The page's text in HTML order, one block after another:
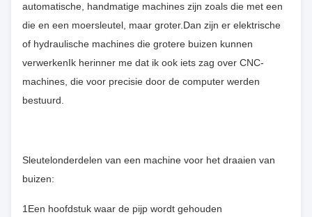
automatische, handmatige machines zijn zoals die met een
die en een moersleutel, maar groter.Dan zijn er elektrische
of hydraulische machines die grotere buizen kunnen
verwerkenIk herinner me dat ik ook iets zag over CNC-
machines, die voor precisie door de computer werden
bestuurd.
Sleutelonderdelen van een machine voor het draaien van
buizen:
1Een hoofdstuk waar de pijp wordt gehouden